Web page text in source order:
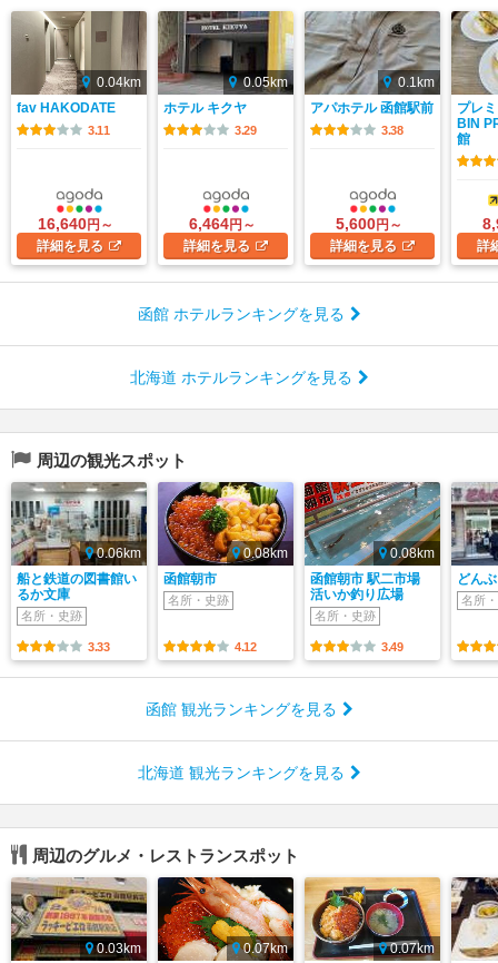
0.04km
fav HAKODATE
3.11
16,640円～
詳細を見る
0.05km
ホテル キクヤ
3.29
6,464円～
詳細を見る
0.1km
アパホテル 函館駅前
3.38
5,600円～
詳細を見る
プレ
BIN
館
詳
函館 ホテルランキングを見る
北海道 ホテルランキングを見る
周辺の観光スポット
0.06km
船と鉄道の図書館い
るか文庫
名所・史跡
3.33
0.08km
函館朝市
名所・史跡
4.12
0.08km
函館朝市 駅二市場
活いか釣り広場
名所・史跡
3.49
どん
名所
函館 観光ランキングを見る
北海道 観光ランキングを見る
周辺のグルメ・レストランスポット
0.03km
0.07km
0.07km